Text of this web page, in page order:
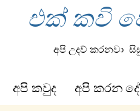
එක් කවි
අපි උදව් කරනවා
අපි කවුද අපි කරන දේ